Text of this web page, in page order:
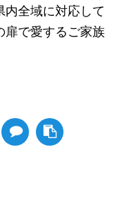
内全域に対応して
扉で愛するご家族